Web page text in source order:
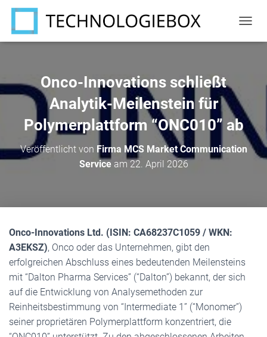
A
I
O
N
U
M
Onco-Innovations schließt
Analytik-Meilenstein für
Polymerplattform “ONC010” ab
Veröffentlicht von Firma MCS Market Communication
Serviceam 22. April 2026
Onco-Innovations Ltd. (ISIN: CA68237C1059 / WKN:
A3EKSZ), Onco oder das Unternehmen, gibt den
erfolgreichen Abschluss eines bedeutenden Meilensteins
mit “Dalton Pharma Services” (“Dalton”) bekannt, der sich
auf die Entwicklung von Analysemethoden zur
Reinheitsbestimmung von “Intermediate 1” (“Monomer”)
seiner proprietären Polymerplattform konzentriert, die